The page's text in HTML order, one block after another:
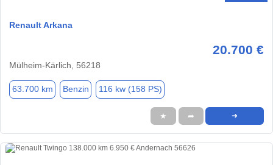
Renault Arkana
20.700 €
Mülheim-Kärlich, 56218
63.700 km Benzin 116 kw (158 PS)
★ ➦ ➜